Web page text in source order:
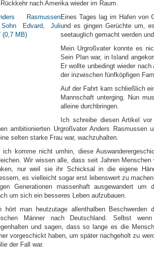
nach Amerika wieder im Raum.
Eines Tages lag im Hafen von
und es gingen Gerüchte um,
seetauglich gemacht werden
Mein Urgroßvater konnte es
Sein Plan war, in Island
Er wollte unbedingt wieder
der inzwischen fünfköpfigen
Auf der Fahrt kam schließlich
Mannschaft unterging. Nun
alleine durchbringen.
ch schreibe diesen Artikel
ambitionierten Urgroßvater Anders Rasmussen
selten starke Frau war, wachzuhalten.
ich komme nicht umhin, diese
Wir wissen alle, dass seit Jahren
nur weil sie ihr Schicksal in die eigene
es vielleicht sogar erst lebenswert zu
Generationen massenhaft ausgewandert
um sich ein besseres Leben aufzubauen.
hört man heutzutage allenthalben
Männer nach Deutschland. Selbst
und sagen, dass so lange es die
vorgeschickt haben, um später nachgeholt zu
der Fall war.